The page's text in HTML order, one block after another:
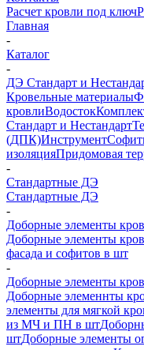
Расчет кровли под ключ
Главная
-
Каталог
-
ДЭ Стандарт и
Кровельные материалы
кровлиВодосток
Стандарт и Нестандарт
(ДПК)Инструмент
изоляцияПридомовая
-
Стандартные ДЭ
Стандартные ДЭ
-
Доборные элементы
Доборные элементы
фасада и софитов в шт
-
Доборные элементы
Доборные элеменнты
элементы для мягкой
из МЧ и ПН в шт
штДоборные элементы